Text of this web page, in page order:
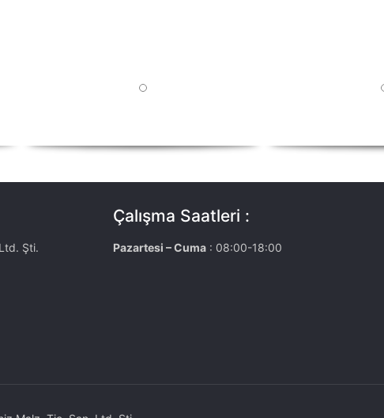
Şti.
Çalışma Saatleri :
Pazartesi – Cuma: 08:00-18:00